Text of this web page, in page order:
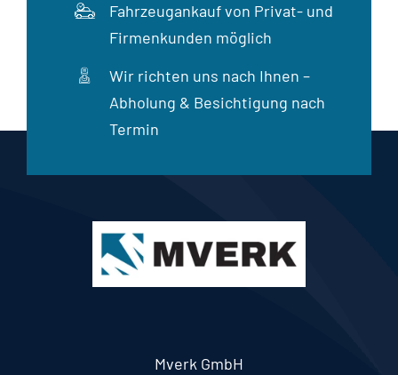
Fahrzeugankauf von Privat- und
Firmenkunden möglich
Wir richten uns nach Ihnen –
Abholung & Besichtigung nach
Termin
Mverk GmbH